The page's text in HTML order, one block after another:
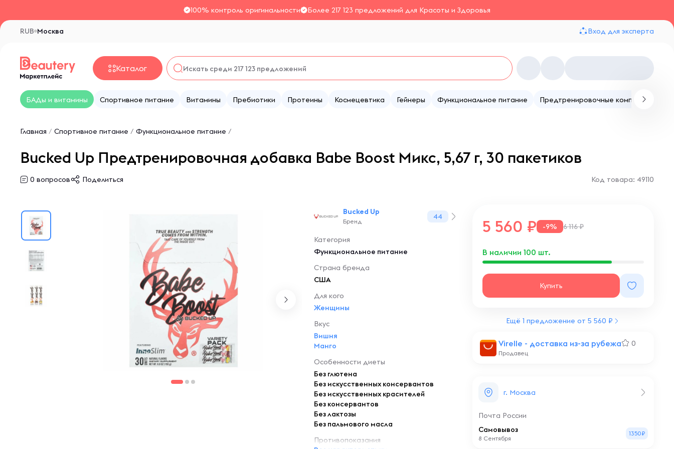
100% контроль оригинальности Более 217 123 предложений для Красоты и Здоровья
Москва
RUB Вход для эксперта
Каталог
БАДы и витамины Спортивное питание Витамины Пребиотики Протеины Космецевтика Гейнеры Функциональное питание Предтренировочные комплексы
Главная / Спортивное питание / Функциональное питание /
Bucked Up Предтренировочная добавка Babe Boost Микс, 5,67 г, 30 пакетиков
0 вопросов Поделиться Код товара: 49110
Bucked Up
Бренд
44
Категория
Функциональное питание
Страна бренда
США
Для кого
Женщины
Вкус
Вишня
Манго
Особенности диеты
Без глютена
Без искусственных консервантов
Без искусственных красителей
Без консервантов
Без лактозы
Без пальмового масла
Противопоказания
Virelle - доставка из-за рубежа 0
Продавец
5 560 -9% 6 116 ₽
В наличии 100 шт.
Купить
г. Москва
Почта России
Самовывоз
8 Сентября
1350₽
Ещё 1 предложение от 5 560 ₽